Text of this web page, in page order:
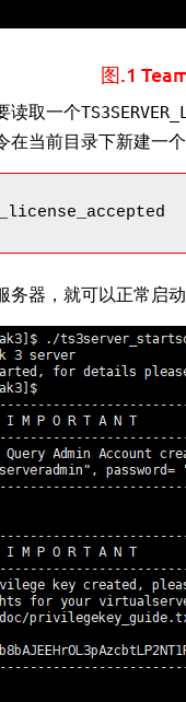
图.1
读取一个
当前目录下新建一个
务器，就可以正常启